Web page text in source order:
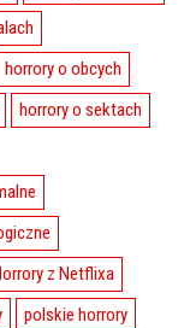
horrory o obcych
horrory o sektach
z Netflixa
polskie horrory